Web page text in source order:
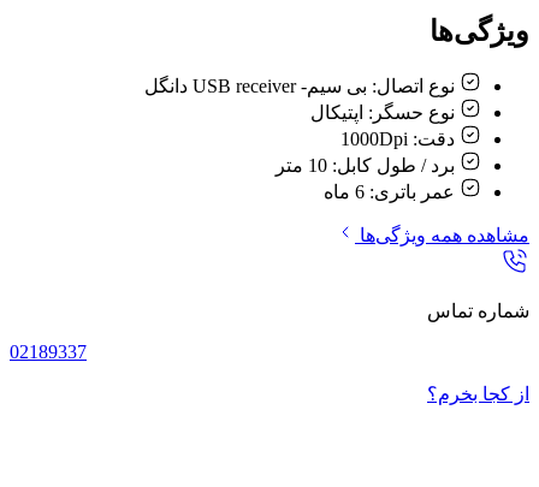
ویژگی‌ها
نوع اتصال: بی سیم- USB receiver دانگل
نوع حسگر: اپتيکال
دقت: 1000Dpi
برد / طول کابل: 10 متر
عمر باتری: 6 ماه
مشاهده همه ویژگی‌ها
شماره تماس
02189337
از کجا بخرم؟